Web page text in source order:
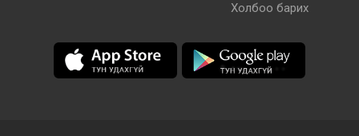
Холбоо барих